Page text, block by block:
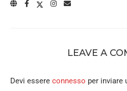
LEAVE A
Devi essere connesso per inviare